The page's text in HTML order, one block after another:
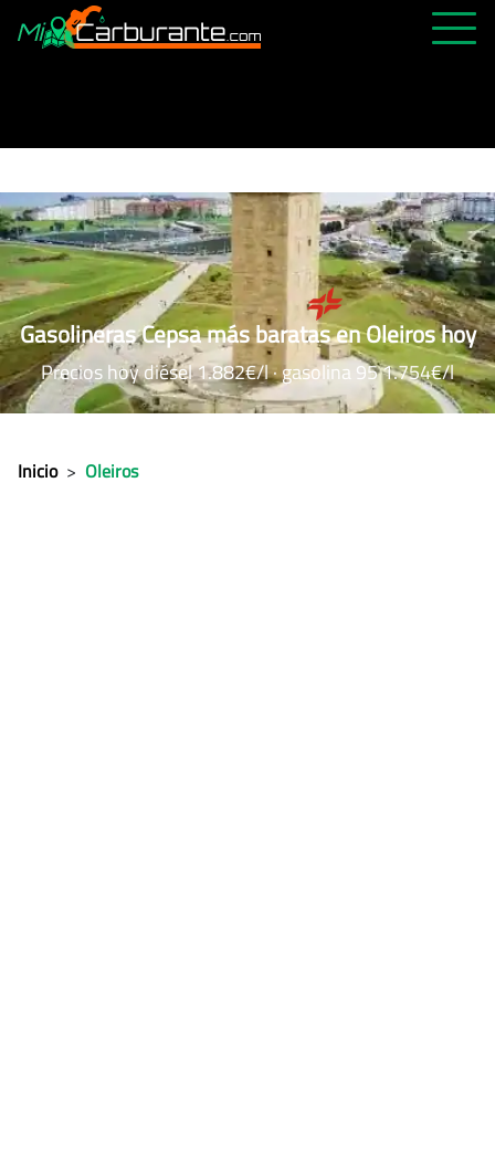
ABIERTAS 24H
ÚLTIMAS MATRÍCULAS
FAVORITAS
Gasolineras Cepsa más baratas en Oleiros hoy
Precios hoy diésel 1.882€/l · gasolina 95 1.754€/l
Inicio > Oleiros